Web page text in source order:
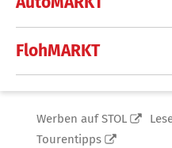
FlohMARKT
Werben auf STOL
Tourentipps